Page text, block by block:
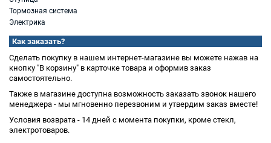
Тормозная система
Электрика
Как заказать?
Сделать покупку в нашем интернет-магазине вы можете нажав на
кнопку "В корзину" в карточке товара и оформив заказ
самостоятельно.
Также в магазине доступна возможность заказать звонок нашего
менеджера - мы мгновенно перезвоним и утвердим заказ вместе!
Условия возврата - 14 дней с момента покупки, кроме стекл,
электротоваров.